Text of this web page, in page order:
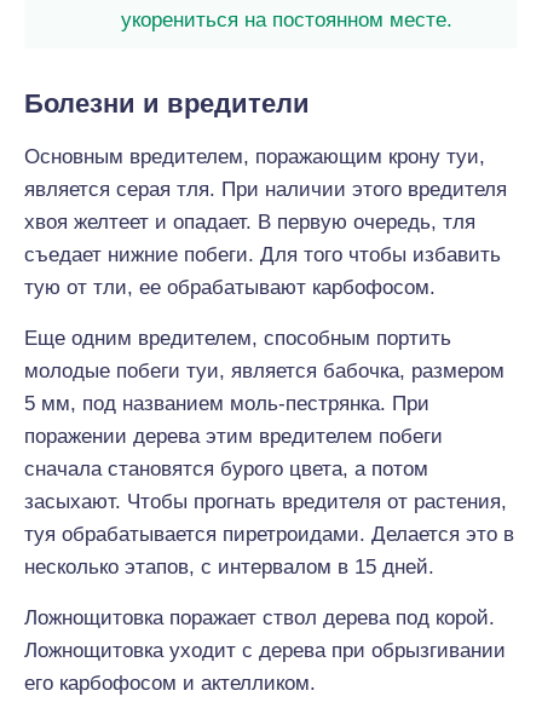
укорениться на постоянном месте.
Болезни и вредители
Основным вредителем, поражающим крону туи,
является серая тля. При наличии этого вредителя
хвоя желтеет и опадает. В первую очередь, тля
съедает нижние побеги. Для того чтобы избавить
тую от тли, ее обрабатывают карбофосом.
Еще одним вредителем, способным портить
молодые побеги туи, является бабочка, размером
5 мм, под названием моль-пестрянка. При
поражении дерева этим вредителем побеги
сначала становятся бурого цвета, а потом
засыхают. Чтобы прогнать вредителя от растения,
туя обрабатывается пиретроидами. Делается это в
несколько этапов, с интервалом в 15 дней.
Ложнощитовка поражает ствол дерева под корой.
Ложнощитовка уходит с дерева при обрызгивании
его карбофосом и актелликом.